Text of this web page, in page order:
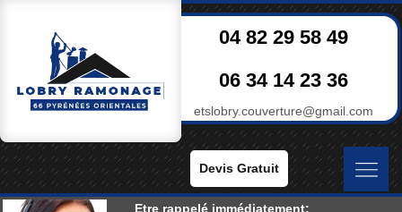
04 82 29 58 49
06 34 14 23 36
etslobry.couverture@gmail.com
Devis Gratuit
Etre rappelé immédiatement: